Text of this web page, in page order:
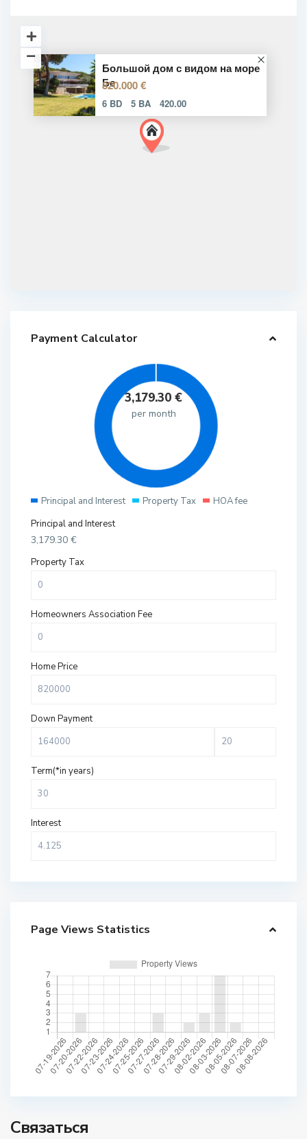
Большой дом с видом на море
Бе
820.000 €
6 BD 5 BA 420.00
Payment Calculator
3,179.30 €
per month
Principal and Interest Property Tax
HOA fee
Principal and Interest
3,179.30 €
Property Tax
Homeowners Association Fee
Home Price
Down Payment
Term(*in years)
Interest
Page Views Statistics
Связаться